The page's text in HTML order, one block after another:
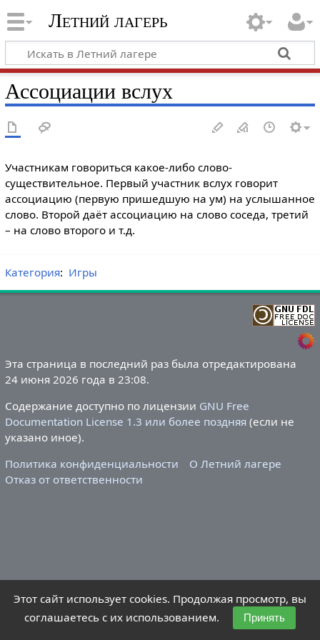
Летний лагерь
Ассоциации вслух
Участникам говориться какое-либо слово-
существительное. Первый участник вслух говорит
ассоциацию (первую пришедшую на ум) на услышанное
слово. Второй даёт ассоциацию на слово соседа, третий
– на слово второго и т.д.
Категория: Игры
Эта страница в последний раз была отредактирована
24 июня 2026 года в 23:08.
Содержание доступно по лицензии GNU Free
Documentation License 1.3 или более поздняя(если не
указано иное).
Политика конфиденциальности
О Летний лагере
Отказ от ответственности
Этот сайт использует cookies. Продолжая просмотр, вы
соглашаетесь с их использованием.
Принять